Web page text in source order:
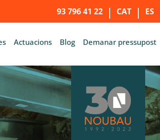
93 796 41 22 CAT ES
Actuacions Blog Demanar pressupost